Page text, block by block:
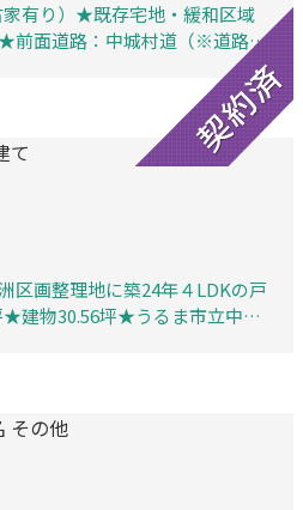
有り）★既存宅地・緩和区域
前面道路：中城村道（※道路幅
ｍ）★浄化槽設置必要★海が近
区画整理地に築24年４LDKの戸
建物30.56坪★うるま市立中原